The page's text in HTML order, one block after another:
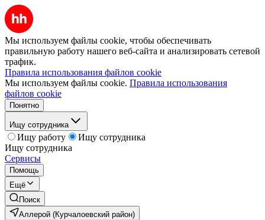
Мы используем файлы cookie, чтобы обеспечивать
правильную работу нашего веб-сайта и анализировать сетевой
трафик.
Правила использования файлов cookie
Мы используем файлы cookie. Правила использования
файлов cookie
Понятно
Ищу сотрудника
Ищу работу
Ищу сотрудника
Ищу сотрудника
Сервисы
Помощь
Ещё
Поиск
Аллерой (Курчалоевский район)